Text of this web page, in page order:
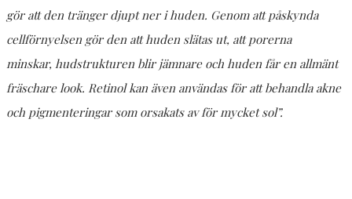
gör att den tränger djupt ner i huden. Genom att påskynda
cellförnyelsen gör den att huden slätas ut, att porerna
minskar, hudstrukturen blir jämnare och huden får en allmänt
fräschare look. Retinol kan även användas för att behandla akne
och pigmenteringar som orsakats av för mycket sol”.